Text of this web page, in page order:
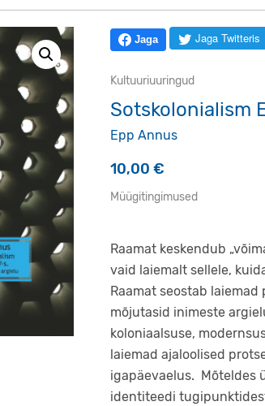
Jaga Jaga Twitteris
Kultuuriuuringud
Sotskolonialism
Epp Annus
10,00 €
Müügitingimused
Raamat keskendub
vaid laiemalt sellele,
Raamat seostab
mõjutasid inimeste
koloniaalsuse,
laiemad ajaloolised
igapäevaelus. Mõteldes
identiteedi